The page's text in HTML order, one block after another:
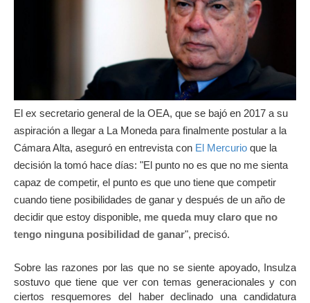
El ex secretario general de la OEA, que se bajó en 2017 a su
aspiración a llegar a La Moneda para finalmente postular a la
Cámara Alta, aseguró en entrevista con El Mercurio que la
decisión la tomó hace días: "El punto no es que no me sienta
capaz de competir, el punto es que uno tiene que competir
cuando tiene posibilidades de ganar y después de un año de
decidir que estoy disponible, me queda muy claro que no
tengo ninguna posibilidad de ganar", precisó.
Sobre las razones por las que no se siente apoyado, Insulza
sostuvo que tiene que ver con temas generacionales y con
ciertos resquemores del haber declinado una candidatura